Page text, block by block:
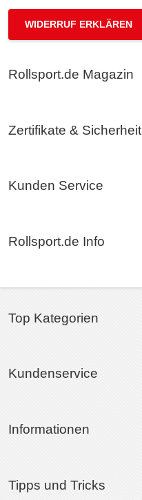
WIDERRUF ERKLÄREN
Rollsport.de Magazin
Zertifikate & Sicherheit
Kunden Service
Rollsport.de Info
Top Kategorien
Kundenservice
Informationen
Tipps und Tricks